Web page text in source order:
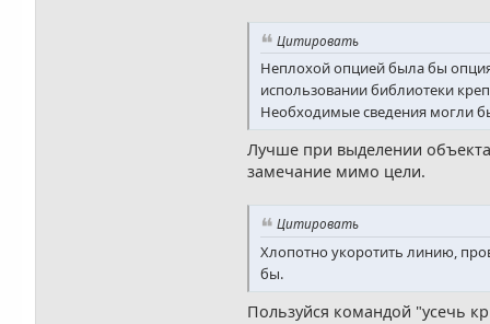
Цитировать
Неплохой опцией была бы
использовании библиотеки
Необходимые сведения могли
Лучше при выделении
замечание мимо цели.
Цитировать
Хлопотно укоротить линию,
бы.
Пользуйся командой "усечь